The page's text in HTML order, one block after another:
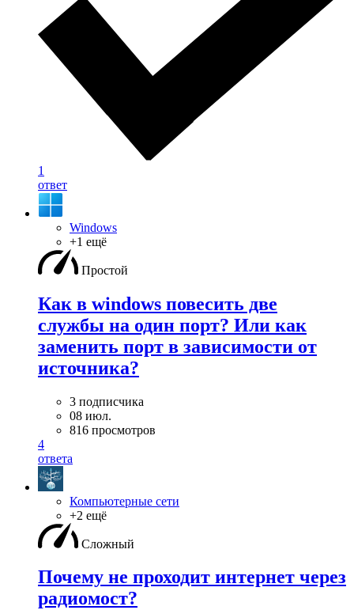
1
ответ
Windows
+1 ещё
Простой
Как в windows повесить две
службы на один порт? Или как
заменить порт в зависимости от
источника?
3 подписчика
08 июл.
816 просмотров
4
ответа
Компьютерные сети
+2 ещё
Сложный
Почему не проходит интернет через
радиомост?